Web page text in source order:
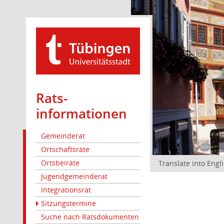
Rats­
informationen
Gemeinderat
Ortschaftsräte
Ortsbeiräte
Jugendgemeinderat
Integrationsrat
Sitzungstermine
Suche nach Ratsdokumenten
Translate into